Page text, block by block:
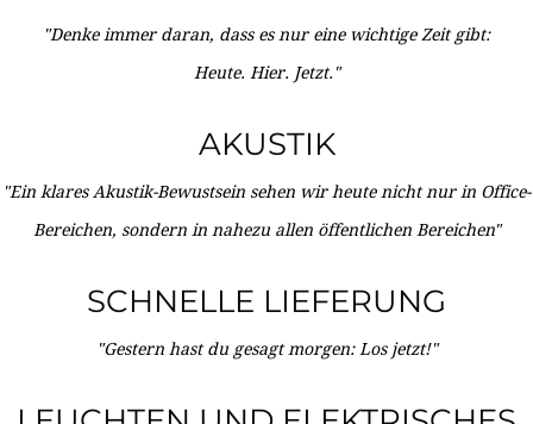
"Denke immer daran, dass es nur eine wichtige Zeit gibt:
Heute. Hier. Jetzt."
AKUSTIK
"Ein klares Akustik-Bewustsein sehen wir heute nicht nur in Office-
Bereichen, sondern in nahezu allen öffentlichen Bereichen"
SCHNELLE LIEFERUNG
"Gestern hast du gesagt morgen: Los jetzt!"